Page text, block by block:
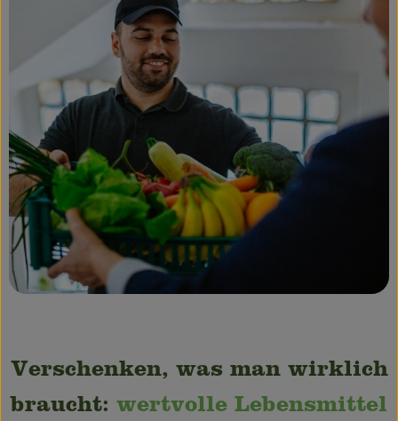
Verschenken, was man wirklich
braucht: wertvolle Lebensmittel